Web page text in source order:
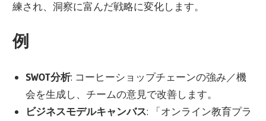
練され、洞察に富んだ戦略に変化します。
例
SWOT分析: コーヒーショップチェーンの強み／機
会を生成し、チームの意見で改善します。
ビジネスモデルキャンバス: 「オンライン教育プラ